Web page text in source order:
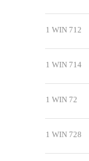
1 WIN 712
1 WIN 714
1 WIN 72
1 WIN 728